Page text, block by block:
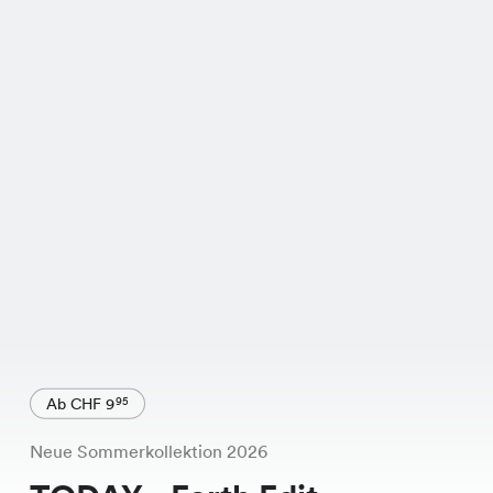
Ab CHF 995
Neue Sommerkollektion 2026